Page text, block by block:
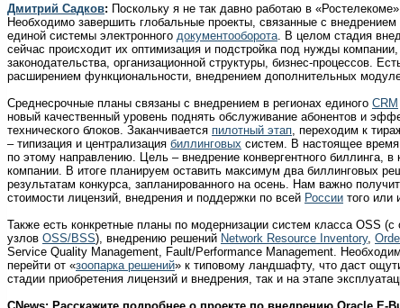
Дмитрий Садков: Поскольку я не так давно работаю в
Необходимо завершить глобальные проекты, связанные с внедрением
единой системы электронного документооборота . В целом стадия
сейчас происходит их оптимизация и подстройка под нужды
законодательства, организационной структуры, бизнес-процессов.
расширением функциональности, внедрением дополнительных
Среднесрочные планы связаны с внедрением в регионах единого CRM
новый качественный уровень поднять обслуживание абонентов и
технического блоков. Заканчивается пилотный этап , переходим к
– типизация и централизация биллинговых систем. В настоящее время
по этому направлению. Цель – внедрение конвергентного биллинга, в
компании. В итоге планируем оставить максимум два биллинговых
результатам конкурса, запланированного на осень. Нам важно
стоимости лицензий, внедрения и поддержки по всей России того или
Также есть конкретные планы по модернизации систем класса OSS
узлов OSS/BSS), внедрению решений Network Resource Inventory,
Service Quality Management, Fault/Performance Management.
перейти от «зоопарка решений» к типовому ландшафту, что даст
стадии приобретения лицензий и внедрения, так и на этапе